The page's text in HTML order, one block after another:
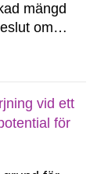
mängd
om
förnyade
i hur...
vid ett
för